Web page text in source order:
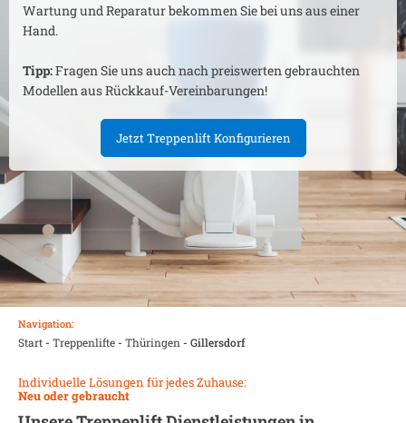
Wartung und Reparatur bekommen Sie bei uns aus einer
Hand.
Tipp:Fragen Sie uns auch nach preiswerten gebrauchten
Modellen aus Rückkauf-Vereinbarungen!
Jetzt Treppenlift Konfigurieren
Navigation:
Start- Treppenlifte- Thüringen - Gillersdorf
Individuelle Lösungen für jedes Zuhause:
Neu oder gebraucht